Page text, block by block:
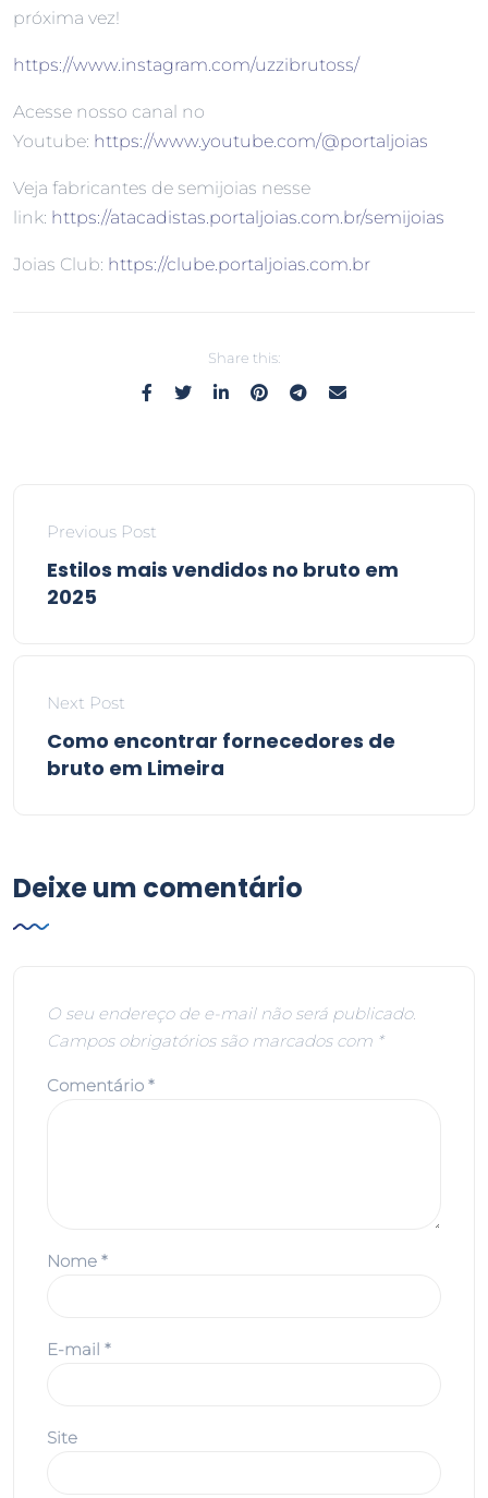
próxima vez!
https://www.instagram.com/uzzibrutoss/
Acesse nosso canal no
Youtube: https://www.youtube.com/@portaljoias
Veja fabricantes de semijoias nesse
link: https://atacadistas.portaljoias.com.br/semijoias
Joias Club: https://clube.portaljoias.com.br
Share this:
Previous Post
Estilos mais vendidos no bruto em
2025
Next Post
Como encontrar fornecedores de
bruto em Limeira
Deixe um comentário
O seu endereço de e-mail não será publicado.
Campos obrigatórios são marcados com *
Comentário *
Nome *
E-mail *
Site